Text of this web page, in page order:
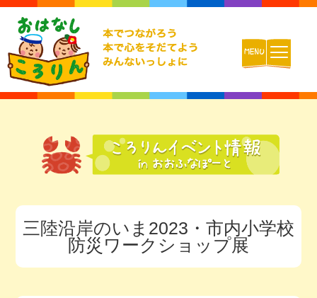
おはなしころりんとは
チームの紹介
活動報告ブログ
三陸沿岸のいま2023・市内小学校
防災ワークショップ展